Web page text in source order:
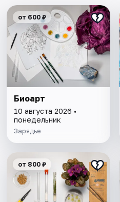
от 600 ₽
Биоарт
10 августа 2026 •
понедельник
Зарядье
от 800 ₽